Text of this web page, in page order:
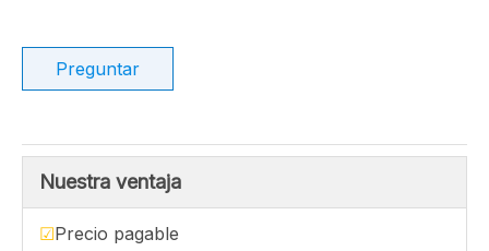
Preguntar
Nuestra ventaja
☑Precio pagable